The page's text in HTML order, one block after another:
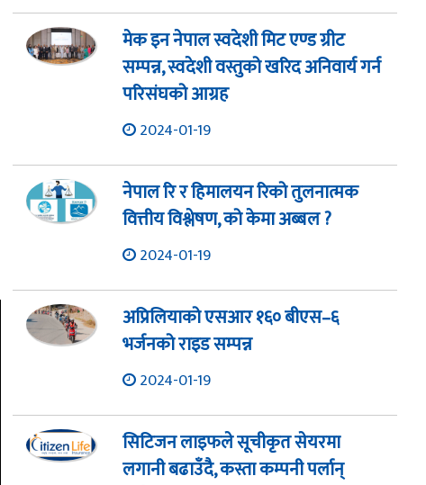
मेक इन नेपाल स्वदेशी मिट एण्ड ग्रीट
सम्पन्न, स्वदेशी वस्तुको खरिद अनिवार्य गर्न
परिसंघको आग्रह
2024-01-19
नेपाल रि र हिमालयन रिको तुलनात्मक
वित्तीय विश्लेषण, को केमा अब्बल ?
2024-01-19
अप्रिलियाको एसआर १६० बीएस–६
भर्जनको राइड सम्पन्न
2024-01-19
सिटिजन लाइफले सूचीकृत सेयरमा
लगानी बढाउँदै, कस्ता कम्पनी पर्लान्